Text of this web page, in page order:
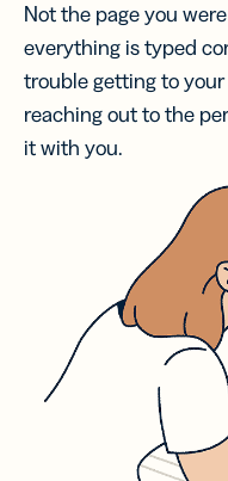
Not the page you
everything is typed
trouble getting to
reaching out to the
it with you.